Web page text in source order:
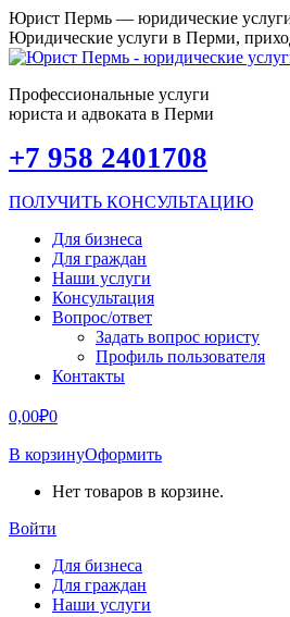
Перейти
к
содержанию
Юрист Пермь — юридические
Юридические услуги в Перми,
Профессиональные услуги
юриста и адвоката в Перми
Страница
Facebook
в
окне
Страница
Вконтакте
в
окне
Страница
X
в
окне
Страница
Одноклассники
в
окне
Страница
Instagram
в
окне
Страница
Viber
в
окне
Страница
WhatsApp
в
окне
Страница
Telegram
в
окне
+7 958 2401708
ПОЛУЧИТЬ КОНСУЛЬТАЦИЮ
Для бизнеса
Для граждан
Наши услуги
Консультация
Вопрос/ответ
Задать вопрос юристу
Профиль пользователя
Контакты
0,00₽0
В корзинуОформить
Нет товаров в корзине.
Войти
Для бизнеса
Для граждан
Наши услуги